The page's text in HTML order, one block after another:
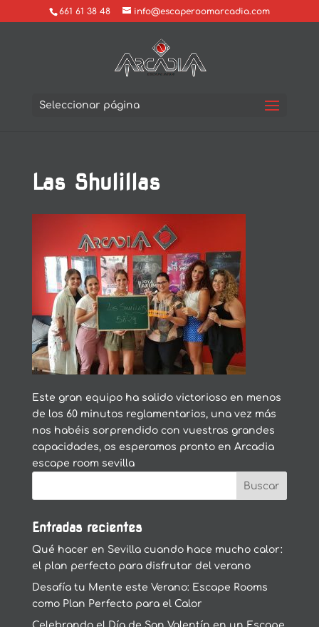
661 61 38 48 info@escaperoomarcadia.com
Seleccionar página
Las Shulillas
Este gran equipo ha salido victorioso en menos
de los 60 minutos reglamentarios, una vez más
nos habéis sorprendido con vuestras grandes
capacidades, os esperamos pronto en Arcadia
escape room sevilla
Entradas recientes
Qué hacer en Sevilla cuando hace mucho calor:
el plan perfecto para disfrutar del verano
Desafía tu Mente este Verano: Escape Rooms
como Plan Perfecto para el Calor